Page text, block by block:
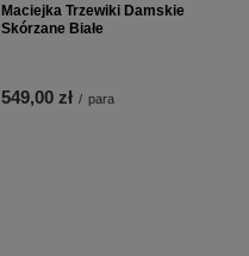
Maciejka Trzewiki Damskie
Skórzane Białe
549,00 zł / para